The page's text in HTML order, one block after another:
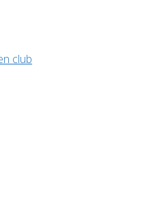
club